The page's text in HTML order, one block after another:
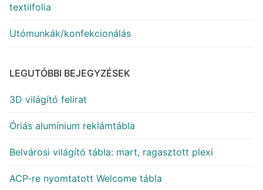
textilfolia
Utómunkák/konfekcionálás
LEGUTÓBBI BEJEGYZÉSEK
3D világító felirat
Óriás alumínium reklámtábla
Belvárosi világító tábla: mart, ragasztott plexi
ACP-re nyomtatott Welcome tábla